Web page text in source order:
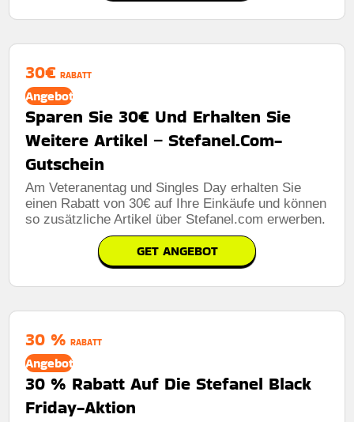
30€ RABATT
Angebot
Sparen Sie 30€ Und Erhalten Sie
Weitere Artikel – Stefanel.Com-
Gutschein
Am Veteranentag und Singles Day erhalten Sie
einen Rabatt von 30€ auf Ihre Einkäufe und können
so zusätzliche Artikel über Stefanel.com erwerben.
GET ANGEBOT
30 % RABATT
Angebot
30 % Rabatt Auf Die Stefanel Black
Friday-Aktion